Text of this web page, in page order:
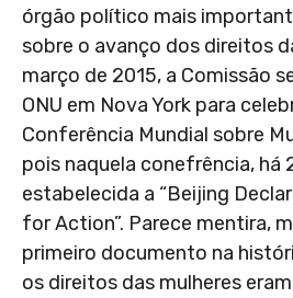
órgão político mais
sobre o avanço dos direitos
março de 2015, a Comissão
ONU em Nova York para
Conferência Mundial sobre
pois naquela conefrência, há
estabelecida a “Beijing
for Action”. Parece mentira,
primeiro documento na
os direitos das mulheres